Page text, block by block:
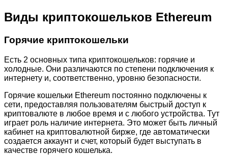
Виды криптокошельков Ethereum
Горячие криптокошельки
Есть 2 основных типа криптокошельков: горячие и
холодные. Они различаются по степени подключения к
интернету и, соответственно, уровню безопасности.
Горячие кошельки Ethereum постоянно подключены к
сети, предоставляя пользователям быстрый доступ к
криптовалюте в любое время и с любого устройства. Тут
играет роль наличие интернета. Это может быть личный
кабинет на криптовалютной бирже, где автоматически
создается аккаунт и счет, который будет выступать в
качестве горячего кошелька.